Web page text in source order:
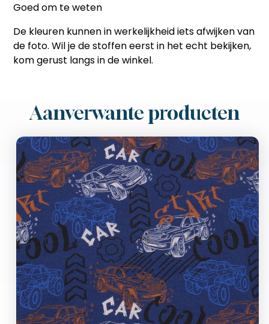
Goed om te weten
De kleuren kunnen in werkelijkheid iets afwijken van
de foto. Wil je de stoffen eerst in het echt bekijken,
kom gerust langs in de winkel.
Aanverwante producten